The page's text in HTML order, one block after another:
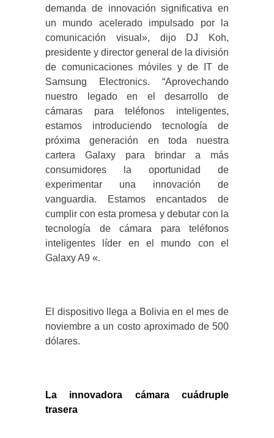
demanda de innovación significativa en
un mundo acelerado impulsado por la
comunicación visual», dijo DJ Koh,
presidente y director general de la división
de comunicaciones móviles y de IT de
Samsung Electronics. “Aprovechando
nuestro legado en el desarrollo de
cámaras para teléfonos inteligentes,
estamos introduciendo tecnología de
próxima generación en toda nuestra
cartera Galaxy para brindar a más
consumidores la oportunidad de
experimentar una innovación de
vanguardia. Estamos encantados de
cumplir con esta promesa y debutar con la
tecnología de cámara para teléfonos
inteligentes líder en el mundo con el
Galaxy A9 «.
El dispositivo llega a Bolivia en el mes de
noviembre a un costo aproximado de 500
dólares.
La innovadora cámara cuádruple
trasera